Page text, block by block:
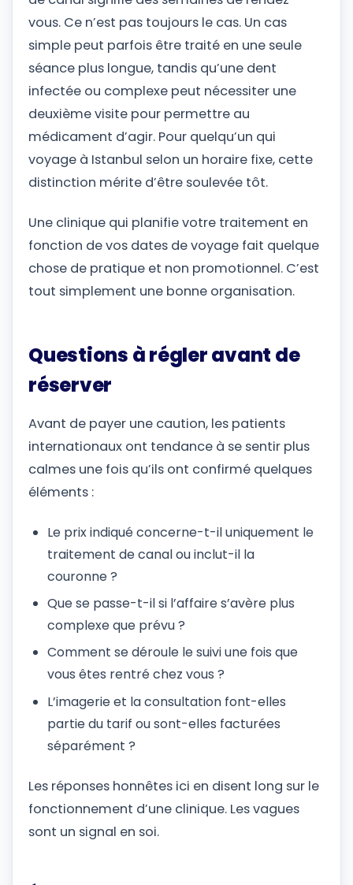
vous. Ce n’est pas toujours le cas. Un cas
simple peut parfois être traité en une seule
séance plus longue, tandis qu’une dent
infectée ou complexe peut nécessiter une
deuxième visite pour permettre au
médicament d’agir. Pour quelqu’un qui
voyage à Istanbul selon un horaire fixe, cette
distinction mérite d’être soulevée tôt.
Une clinique qui planifie votre traitement en
fonction de vos dates de voyage fait quelque
chose de pratique et non promotionnel. C’est
tout simplement une bonne organisation.
Questions à régler avant de
réserver
Avant de payer une caution, les patients
internationaux ont tendance à se sentir plus
calmes une fois qu’ils ont confirmé quelques
éléments :
Le prix indiqué concerne-t-il uniquement le
traitement de canal ou inclut-il la
couronne ?
Que se passe-t-il si l’affaire s’avère plus
complexe que prévu ?
Comment se déroule le suivi une fois que
vous êtes rentré chez vous ?
L’imagerie et la consultation font-elles
partie du tarif ou sont-elles facturées
séparément ?
Les réponses honnêtes ici en disent long sur le
fonctionnement d’une clinique. Les vagues
sont un signal en soi.